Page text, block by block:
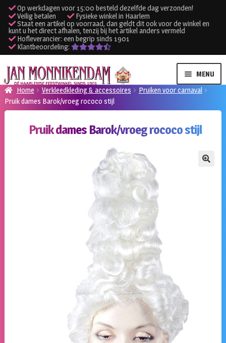
Op werkdagen voor 15:00 besteld dezelfde dag verzonden!
Veilig betalen
Fysieke winkel in Haarlem
Staat een artikel op voorraad, dan geldt dit ook voor de winkel en
kunt u het direct afhalen, tenzij bij het artikel anders vermeld
Hofleverancier: een begrip sinds 1901
Klantbeoordeling:
Ga
door
naar
navigatie
Ga
naar
de
inhoud
MENU
Verhuur kleding
Verhuur apparatuur
Home Verkleedkleding & accessoires
Pruiken voor carnaval
Pruik dames Barok/vroeg rococo stijl
Pruik dames Barok/vroeg rococo stijl